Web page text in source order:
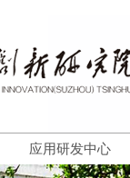
应用研发中心